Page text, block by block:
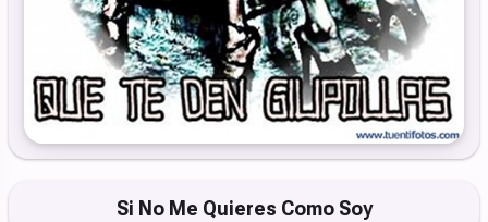
Si No Me Quieres Como Soy